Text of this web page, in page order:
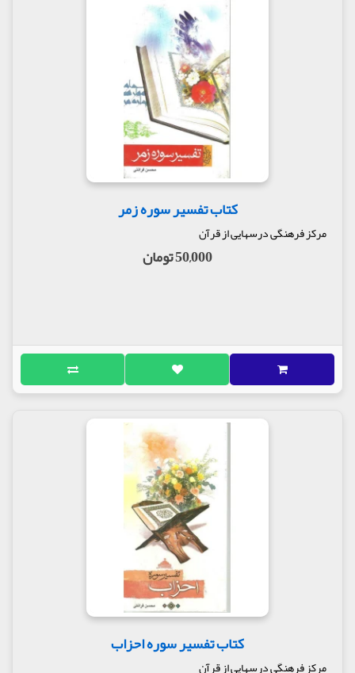
کتاب تفسیر سوره زمر
مرکز فرهنگی درسهایی از قرآن
50,000 تومان
کتاب تفسیر سوره احزاب
مرکز فرهنگی درسهایی از قرآن